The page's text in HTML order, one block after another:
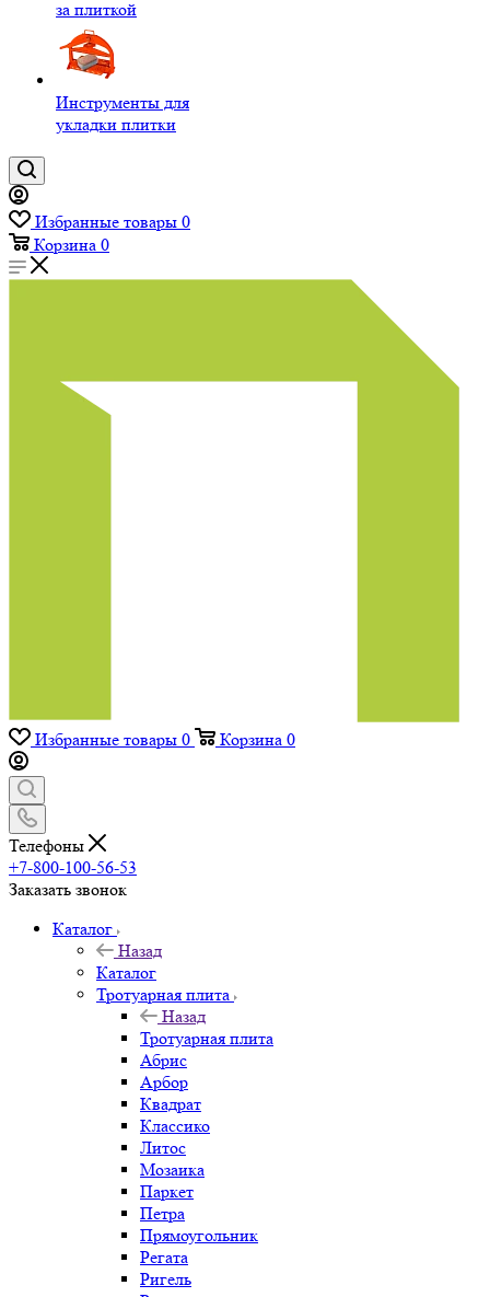
за плиткой
Инструменты для
укладки плитки
Избранные товары 0
Корзина 0
Избранные товары 0 Корзина 0
Телефоны
+7-800-100-56-53
Заказать звонок
Каталог
Назад
Каталог
Тротуарная плита
Назад
Тротуарная плита
Абрис
Арбор
Квадрат
Классико
Литос
Мозаика
Паркет
Петра
Прямоугольник
Регата
Ригель